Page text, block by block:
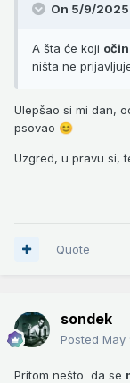
On 5/9/2025
A šta će koji očin
ništa ne
Ulepšao si mi dan,
psovao 😊
Uzgred, u pravu si,
Quote
sondek
Posted May
Pritom nešto da se